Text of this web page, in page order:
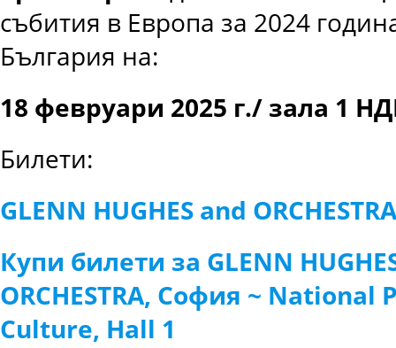
събития в Европа за 2024
България на:
18 февруари 2025 г./ зала 1
Билети:
GLENN HUGHES and ORCHESTRA
Купи билети за GLENN
ORCHESTRA, София ~ National
Culture, Hall 1